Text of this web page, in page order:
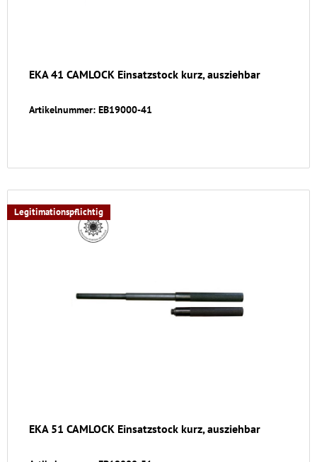
EKA 41 CAMLOCK Einsatzstock kurz, ausziehbar
Artikelnummer: EB19000-41
Legitimationspflichtig
EKA 51 CAMLOCK Einsatzstock kurz, ausziehbar